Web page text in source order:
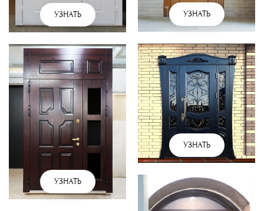
УЗНАТЬ
УЗНАТЬ
УЗНАТЬ
УЗНАТЬ